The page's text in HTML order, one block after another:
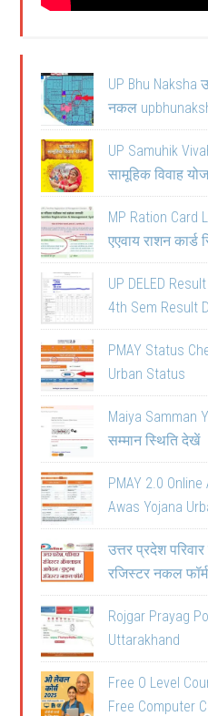
UP Bhu Naksha
नकल
UP Samuhik
सामूहिक विवाह
MP Ration Card
एएवाय राशन कार्ड
UP DELED
4th Sem Result
PMAY Status
Urban Status
Maiya Samman
सम्मान स्थिति देखें
PMAY 2.0
Awas Yojana
उत्तर प्रदेश
रजिस्टर नकल फॉर्म
Rojgar Prayag
Uttarakhand
Free O Level
Free Computer